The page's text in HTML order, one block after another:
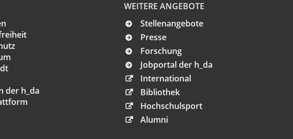
der h_da
WEITERE ANGEBOTE
Stellenangebote
Presse
Forschung
Jobportal der h_da
International
Bibliothek
Hochschulsport
Alumni